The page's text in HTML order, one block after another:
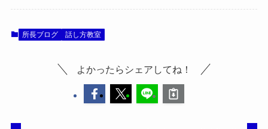
所長ブログ 話し方教室
よかったらシェアしてね！